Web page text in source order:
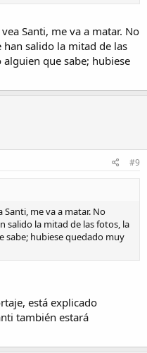
Santi, me va a matar. No
salido la mitad de las
que sabe; hubiese
#9
Santi, me va a matar. No
salido la mitad de las fotos, la
sabe; hubiese quedado muy
está explicado
también estará